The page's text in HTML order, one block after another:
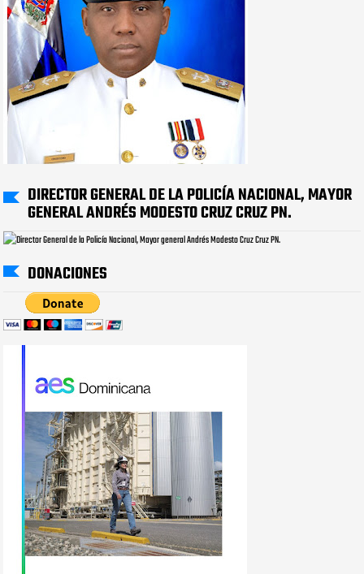
DIRECTOR GENERAL DE LA POLICÍA NACIONAL, MAYOR
GENERAL ANDRÉS MODESTO CRUZ CRUZ PN.
DONACIONES